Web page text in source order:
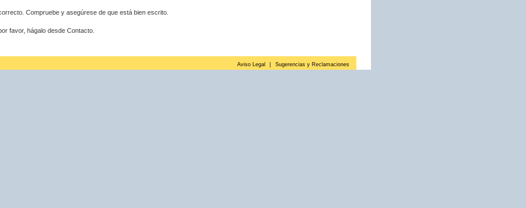
Compruebe y asegúrese de que está bien escrito.
favor, hágalo desde Contacto.
Aviso Legal Sugerencias y Reclamaciones